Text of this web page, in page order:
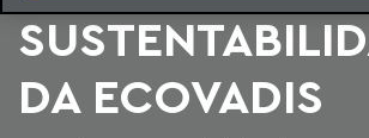
DA ECOVADIS